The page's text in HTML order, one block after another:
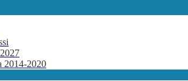
2014-2020